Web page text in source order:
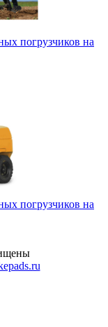
погрузчиков на
погрузчиков на